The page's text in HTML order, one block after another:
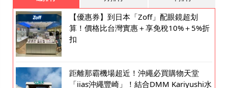
【優惠券】到日本「Zoff」配眼鏡超划
算！價格比台灣實惠＋享免稅10%＋5%折
扣
距離那霸機場超近！沖繩必買購物天堂
「iias沖繩豐崎」！結合DMM Kariyushi水